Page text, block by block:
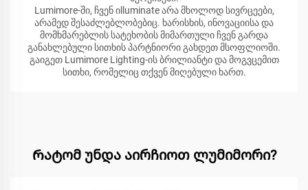
Lumimore-ში, ჩვენ იlluminate არა მხოლოდ სივრცეები,
არამედ შესაძლებლობებიც. ხარისხის, ინოვაციისა და
მომხმარებლის სატეხობის მიმართული ჩვენ გარდა
განახლებული სითხის პარტნიორი გახდეთ მსოფლიოში.
გაიგეთ Lumimore Lighting-ის ბრილიანტი და მოგვცემით
სითხი, რომელიც თქვენ მიღებული ხართ.
Რატომ უნდა აირჩიოთ ლუმიმორი?